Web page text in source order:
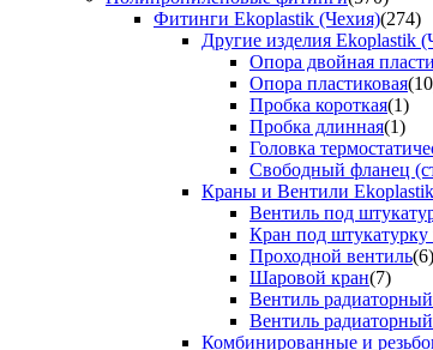
Фитинги Ekoplastik (Чехия)(274)
Другие изделия Ekoplastik
Опора двойная
Опора пластиковая
Пробка короткая(1)
Пробка длинная(1)
Головка
Свободный фланец
Краны и Вентили Ekoplastik
Вентиль под
Кран под
Проходной вентиль(6)
Шаровой кран(7)
Вентиль
Вентиль
Комбинированные и